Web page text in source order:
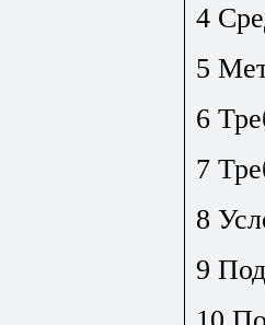
4
5
6
7
8
9